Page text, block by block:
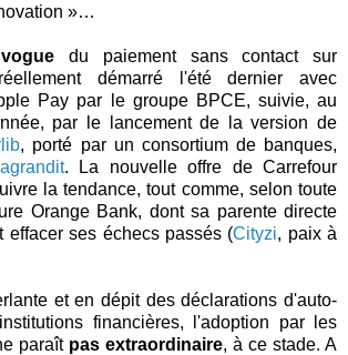
»…
vogue du paiement sans contact sur
démarré l'été dernier avec
Pay par le groupe BPCE, suivie, au
par le lancement de la version de
, porté par un consortium de banques,
. La nouvelle offre de Carrefour
la tendance, tout comme, selon toute
Orange Bank, dont sa parente directe
effacer ses échecs passés (Cityzi, paix à
et en dépit des déclarations d'auto-
financières, l'adoption par les
paraît pas extraordinaire, à ce stade. A